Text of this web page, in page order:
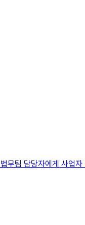
팀 담당자에게 사업